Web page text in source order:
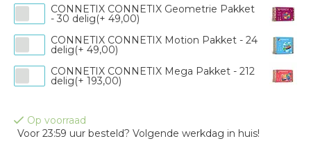
CONNETIX CONNETIX Geometrie Pakket
- 30 delig(+ 49,00)
CONNETIX CONNETIX Motion Pakket - 24
delig(+ 49,00)
CONNETIX CONNETIX Mega Pakket - 212
delig(+ 193,00)
Op voorraad
Voor 23:59 uur besteld? Volgende werkdag in huis!